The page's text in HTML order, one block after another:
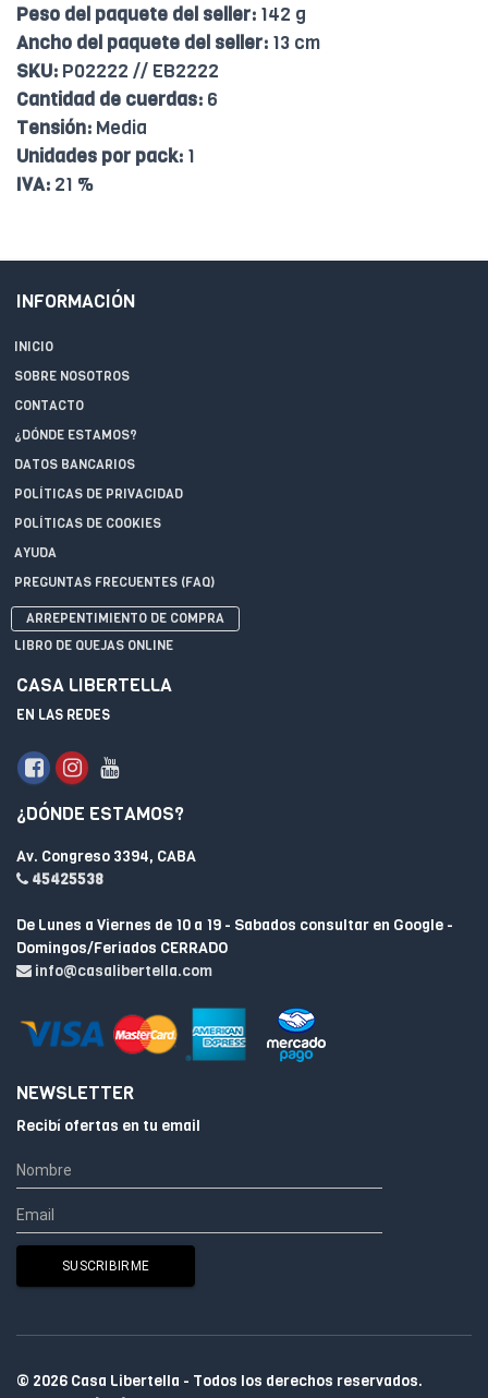
Peso del paquete del seller: 142 g
Ancho del paquete del seller: 13 cm
SKU: P02222 // EB2222
Cantidad de cuerdas: 6
Tensión: Media
Unidades por pack: 1
IVA: 21 %
INFORMACIÓN
INICIO
SOBRE NOSOTROS
CONTACTO
¿DÓNDE ESTAMOS?
DATOS BANCARIOS
POLÍTICAS DE PRIVACIDAD
POLÍTICAS DE COOKIES
AYUDA
PREGUNTAS FRECUENTES (FAQ)
ARREPENTIMIENTO DE COMPRA
LIBRO DE QUEJAS ONLINE
CASA LIBERTELLA
EN LAS REDES
¿DÓNDE ESTAMOS?
Av. Congreso 3394, CABA
45425538
De Lunes a Viernes de 10 a 19 - Sabados consultar en Google -
Domingos/Feriados CERRADO
info@casalibertella.com
NEWSLETTER
Recibí ofertas en tu email
© 2026 Casa Libertella - Todos los derechos reservados.